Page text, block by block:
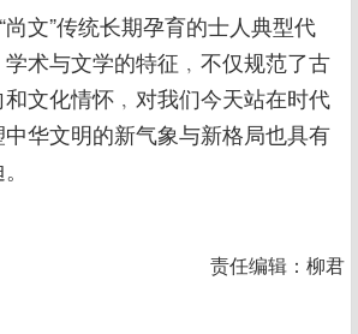
尚文”传统长期孕育的士人典型代
术与文学的特征﹐不仅规范了古
文化情怀﹐对我们今天站在时代
华文明的新气象与新格局也具有
责任编辑：柳君